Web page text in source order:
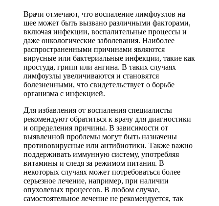
Врачи отмечают, что воспаление лимфоузлов на
шее может быть вызвано различными факторами,
включая инфекции, воспалительные процессы и
даже онкологические заболевания. Наиболее
распространенными причинами являются
вирусные или бактериальные инфекции, такие как
простуда, грипп или ангина. В таких случаях
лимфоузлы увеличиваются и становятся
болезненными, что свидетельствует о борьбе
организма с инфекцией.
Для избавления от воспаления специалисты
рекомендуют обратиться к врачу для диагностики
и определения причины. В зависимости от
выявленной проблемы могут быть назначены
противовирусные или антибиотики. Также важно
поддерживать иммунную систему, употребляя
витамины и следя за режимом питания. В
некоторых случаях может потребоваться более
серьезное лечение, например, при наличии
опухолевых процессов. В любом случае,
самостоятельное лечение не рекомендуется, так